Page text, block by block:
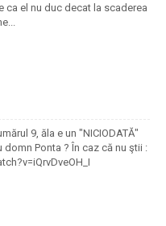
ca el nu duc decat la scaderea
9, ăla e un "NICIODATĂ"
Ponta ? În caz că nu ştii :